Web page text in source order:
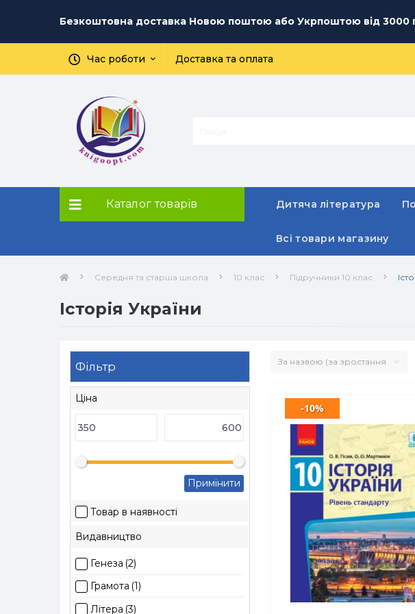
Безкоштовна доставка Новою поштою або Укрпоштою від 3000
Час роботи Доставка та оплата
Каталог товарів Дитяча література
Всі товари магазину
Середня та старша школа 10 клас Підручники 10 клас
Історія України
Фільтр
Ціна
Примінити
Товар в наявності
Видавництво
Генеза (2)
Грамота (1)
Літера (3)
-10%